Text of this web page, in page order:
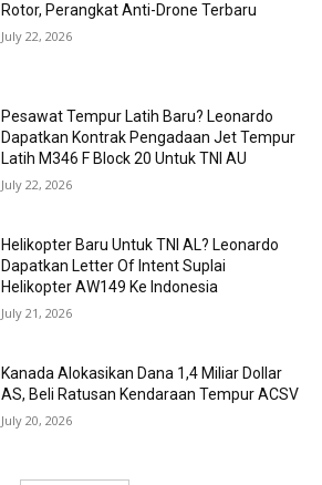
Rotor, Perangkat Anti-Drone Terbaru
July 22, 2026
Pesawat Tempur Latih Baru? Leonardo
Dapatkan Kontrak Pengadaan Jet Tempur
Latih M346 F Block 20 Untuk TNI AU
July 22, 2026
Helikopter Baru Untuk TNI AL? Leonardo
Dapatkan Letter Of Intent Suplai
Helikopter AW149 Ke Indonesia
July 21, 2026
Kanada Alokasikan Dana 1,4 Miliar Dollar
AS, Beli Ratusan Kendaraan Tempur ACSV
July 20, 2026